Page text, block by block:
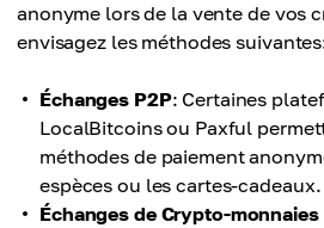
anonyme lors de la vente de vos
envisagez les méthodes
Échanges P2P: Certaines
LocalBitcoins ou Paxful
méthodes de paiement
espèces ou les cartes-cadeaux.
Échanges de Crypto-monnaies